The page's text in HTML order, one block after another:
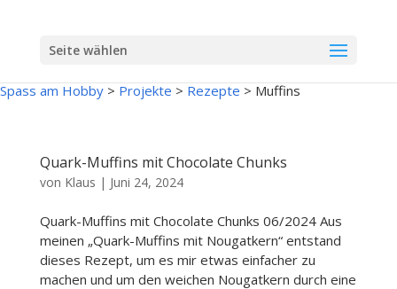
Seite wählen
Spass am Hobby > Projekte > Rezepte > Muffins
Quark-Muffins mit Chocolate Chunks
von Klaus | Juni 24, 2024
Quark-Muffins mit Chocolate Chunks 06/2024 Aus
meinen „Quark-Muffins mit Nougatkern“ entstand
dieses Rezept, um es mir etwas einfacher zu
machen und um den weichen Nougatkern durch eine